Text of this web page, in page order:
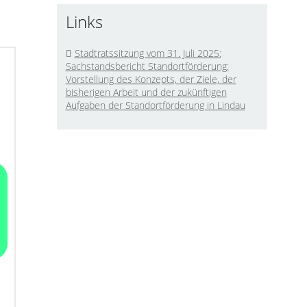
Links
Stadtratssitzung vom 31. Juli 2025:
Sachstandsbericht Standortförderung:
Vorstellung des Konzepts, der Ziele, der
bisherigen Arbeit und der zukünftigen
Aufgaben der Standortförderung in Lindau